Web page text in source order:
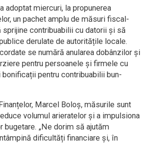
adoptat miercuri, la propunerea
un pachet amplu de măsuri fiscal-
sprijine contribuabilii cu datorii și să
derulate de autoritățile locale.
se numără anularea dobânzilor și
pentru persoanele și firmele cu
pentru contribuabilii bun-
Marcel Boloș, măsurile sunt
volumul arieratelor și a impulsiona
bugetare. „Ne dorim să ajutăm
dificultăți financiare și, în